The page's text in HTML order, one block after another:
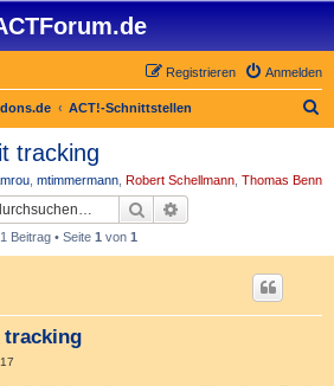
Anmelden
Registrieren
ACT!-Schnittstellen
tracking
mtimmermann Robert Schellmann Thomas Benn
Suche
1 Beitrag • Seite 1 von 1
tracking